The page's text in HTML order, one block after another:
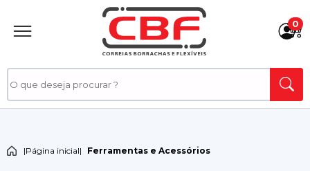
0
|Página inicial| Ferramentas e Acessórios